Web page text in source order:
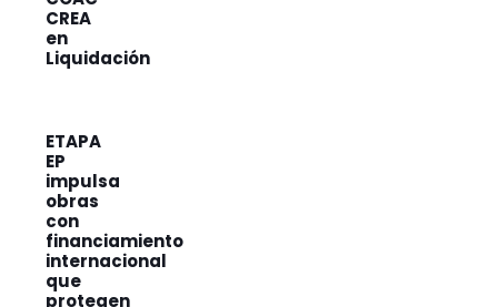
CREA
en
Liquidación
ETAPA
EP
impulsa
obras
con
financiamiento
internacional
que
protegen